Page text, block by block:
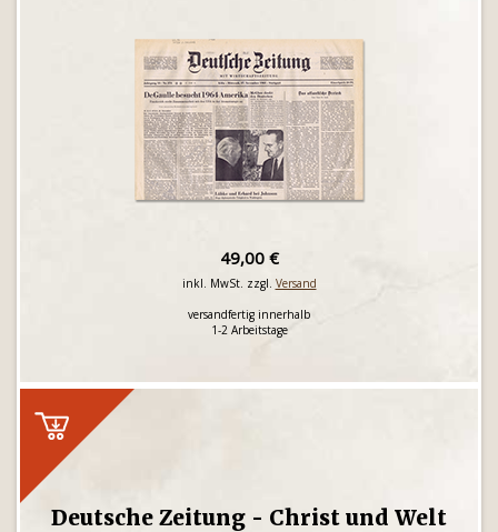
49,00 €
inkl. MwSt. zzgl. Versand
versandfertig innerhalb
1-2 Arbeitstage
Deutsche Zeitung - Christ und Welt